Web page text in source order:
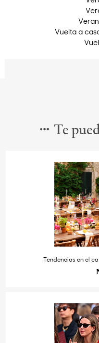
Vuelta a
Te
Tendencias en el